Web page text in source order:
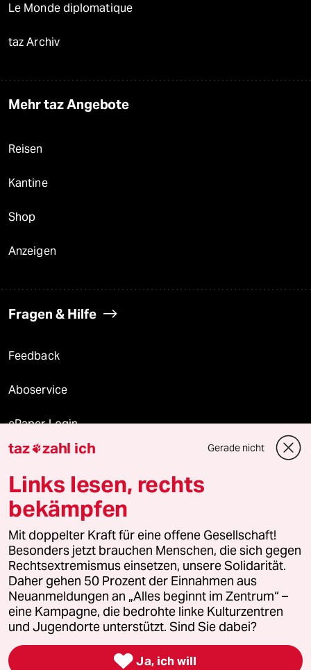
Le Monde diplomatique
taz Archiv
Mehr taz Angebote
Reisen
Kantine
Shop
Anzeigen
Fragen & Hilfe
Feedback
Aboservice
ePaper Login
Downloads für Abonnierende
© 2026 taz Verlags und Vertriebs GmbH
Alle Rechte vorbehalten. Bei rechtlichen Fragen oder für Genehmigungen
wenden Sie sich bitte an
lizenzen@taz.de
Feedback Redaktionsstatut Kommune-Richtlinien
Leitlinie Informant Datenschutz Impressum AGB
Seitenwende Einwilligungen widerrufen (Ads)
taz zahl ich Gerade nicht
Links lesen, rechts
bekämpfen
Mit doppelter Kraft für eine offene Gesellschaft!
Besonders jetzt brauchen Menschen, die sich gegen
Rechtsextremismus einsetzen, unsere Solidarität.
Daher gehen 50 Prozent der Einnahmen aus
Neuanmeldungen an „Alles beginnt im Zentrum“ –
eine Kampagne, die bedrohte linke Kulturzentren
und Jugendorte unterstützt. Sind Sie dabei?
 Ja, ich will